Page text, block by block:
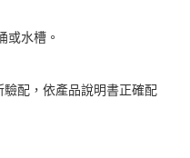
或水槽。
配，依產品說明書正確配